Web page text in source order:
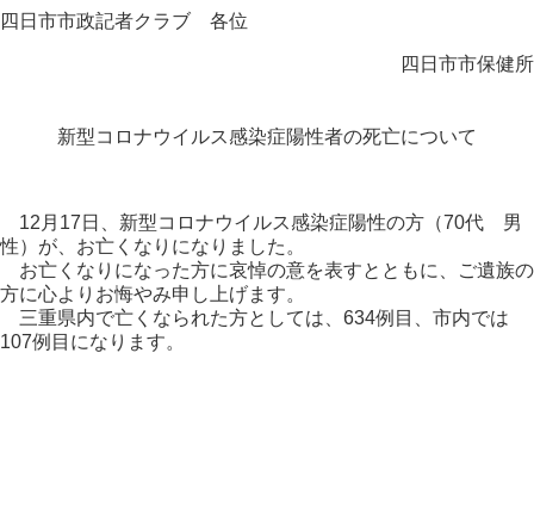
四日市市政記者クラブ 各位
四日市市保健所
新型コロナウイルス感染症陽性者の死亡について
12月17日、新型コロナウイルス感染症陽性の方（70代 男
性）が、お亡くなりになりました。
お亡くなりになった方に哀悼の意を表すとともに、ご遺族の
方に心よりお悔やみ申し上げます。
三重県内で亡くなられた方としては、634例目、市内では
107例目になります。